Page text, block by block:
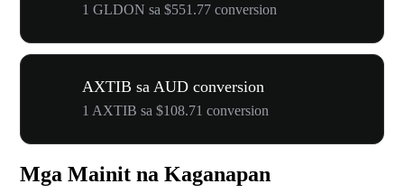
1 GLDON sa $551.77 conversion
AXTIB sa AUD conversion
1 AXTIB sa $108.71 conversion
Mga Mainit na Kaganapan